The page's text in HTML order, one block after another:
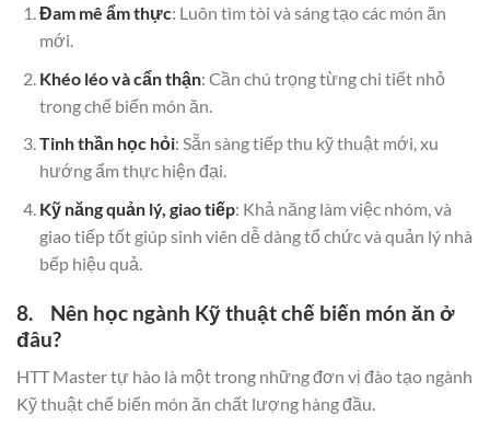
Đam mê ẩm thực: Luôn tìm tòi và sáng tạo các món ăn
mới.
Khéo léo và cẩn thận: Cần chú trọng từng chi tiết nhỏ
trong chế biến món ăn.
Tinh thần học hỏi: Sẵn sàng tiếp thu kỹ thuật mới, xu
hướng ẩm thực hiện đại.
Kỹ năng quản lý, giao tiếp: Khả năng làm việc nhóm, và
giao tiếp tốt giúp sinh viên dễ dàng tổ chức và quản lý nhà
bếp hiệu quả.
8. Nên học ngành Kỹ thuật chế biến món ăn ở
đâu?
HTT Master tự hào là một trong những đơn vị đào tạo ngành
Kỹ thuật chế biến món ăn chất lượng hàng đầu.